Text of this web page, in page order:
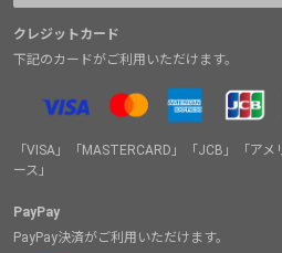
クレジットカード
下記のカードがご利用いただけます。
「VISA」「MASTERCARD」「JCB」「ア
ース」
PayPay
PayPay決済がご利用いただけます。